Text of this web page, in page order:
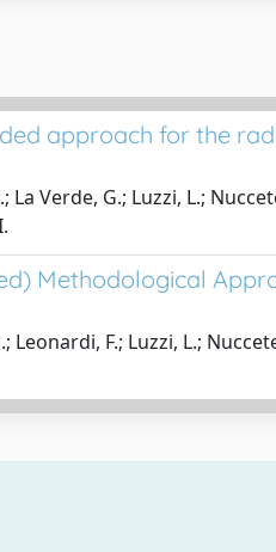
approach for the
Verde, G.; Luzzi, L.;
Methodological
Leonardi, F.; Luzzi, L.;